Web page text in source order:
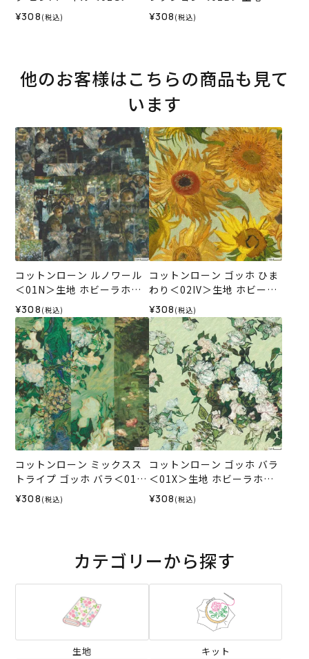
地 ホビーラホビーレデザイ
ンコレクション
¥308 (税込)
ビーラホビーレデザインコ
レクション
¥308 (税込)
他のお客様はこちらの商品も見て
います
コットンローン ルノワール
＜01N＞生地 ホビーラホビ
ーレデザインコレクション
¥308 (税込)
コットンローン ゴッホ ひま
わり＜02IV＞生地 ホビーラ
ホビーレデザインコレクシ
ョン
¥308 (税込)
コットンローン ミックスス
トライプ ゴッホ バラ＜01X
＞生地 ホビーラホビーレデ
ザインコレクション
¥308 (税込)
コットンローン ゴッホ バラ
＜01X＞生地 ホビーラホビ
ーレデザインコレクション
¥308 (税込)
カテゴリーから探す
生地 キット